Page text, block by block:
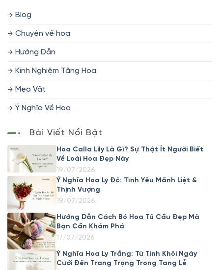
Blog
Chuyện về hoa
Hướng Dẫn
Kinh Nghiệm Tặng Hoa
Mẹo Vặt
Ý Nghĩa Về Hoa
Bài Viết Nổi Bật
Hoa Calla Lily Là Gì? Sự Thật Ít Người Biết
Về Loài Hoa Đẹp Này
19/07/2026
Ý Nghĩa Hoa Ly Đỏ: Tình Yêu Mãnh Liệt &
Thịnh Vượng
19/07/2026
Hướng Dẫn Cách Bó Hoa Tú Cầu Đẹp Mà
Bạn Cần Khám Phá
17/07/2026
Ý Nghĩa Hoa Ly Trắng: Từ Tinh Khôi Ngày
Cưới Đến Trang Trọng Trong Tang Lễ